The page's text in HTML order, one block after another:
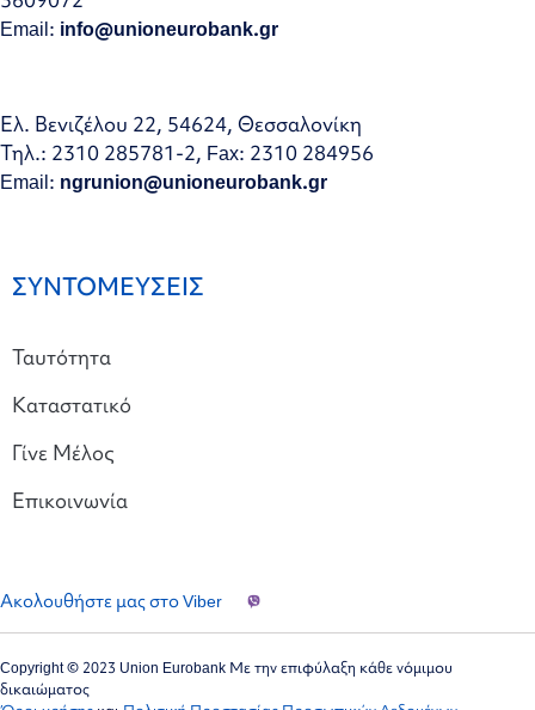
Email: info@unioneurobank.gr
Ελ. Βενιζέλου 22, 54624, Θεσσαλονίκη
Τηλ.: 2310 285781-2, Fax: 2310 284956
Email: ngrunion@unioneurobank.gr
ΣΥΝΤΟΜΕΥΣΕΙΣ
Ταυτότητα
Καταστατικό
Γίνε Μέλος
Επικοινωνία
Ακολουθήστε μας στο Viber
Copyright © 2023 Union Eurobank Με την επιφύλαξη κάθε νόμιμου
δικαιώματος